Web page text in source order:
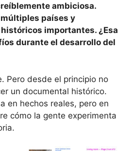
ambiciosa.
países y
importantes. ¿Esa
durante el desarrollo del
Pero desde el principio no
un documental histórico.
en hechos reales, pero en
cómo la gente experimenta